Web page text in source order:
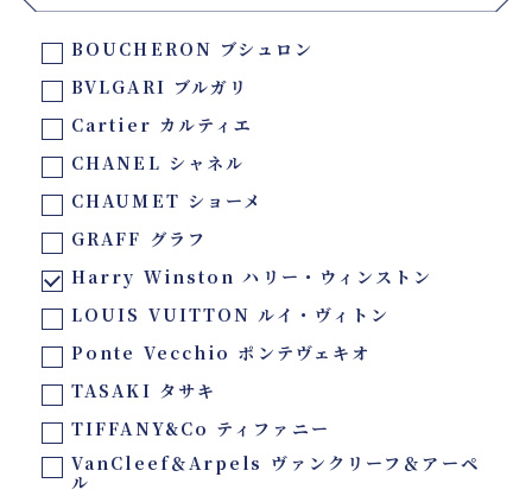
BOUCHERON ブシュロン
BVLGARI ブルガリ
Cartier カルティエ
CHANEL シャネル
CHAUMET ショーメ
GRAFF グラフ
Harry Winston ハリー・ウィンストン
LOUIS VUITTON ルイ・ヴィトン
Ponte Vecchio ポンテヴェキオ
TASAKI タサキ
TIFFANY&Co ティファニー
VanCleef＆Arpels ヴァンクリーフ＆アーペ
ル